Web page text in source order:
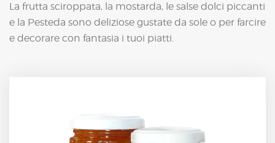
La frutta sciroppata, la mostarda, le salse dolci piccanti
e la Pesteda sono deliziose gustate da sole o per farcire
e decorare con fantasia i tuoi piatti.